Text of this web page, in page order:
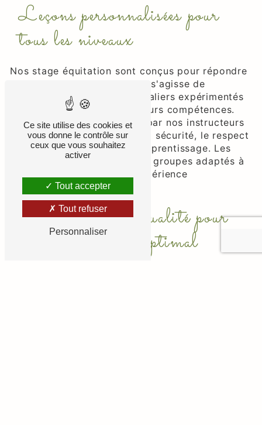
Leçons personnalisées pour
tous les niveaux
Nos stage équitation sont conçus pour répondre
aux besoins de chacun, qu'il s'agisse de
débutants curieux ou de cavaliers expérimentés
cherchant à perfectionner leurs compétences.
Les leçons sont dispensées par nos instructeurs
qualifiés, mettant en avant la sécurité, le respect
du cheval et le plaisir de l'apprentissage. Les
participants sont répartis en groupes adaptés à
leur niveau, assurant une expérience
personnalisée.
Équipements de qualité pour
un apprentissage optimal
Ce site utilise des cookies et
vous donne le contrôle sur
ceux que vous souhaitez
activer
Tout accepter
Tout refuser
Personnaliser